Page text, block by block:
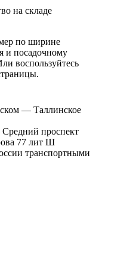
на складе
по ширине
и посадочному
воспользуйтесь
— Таллинское
проспект
77 лит Ш
транспортными